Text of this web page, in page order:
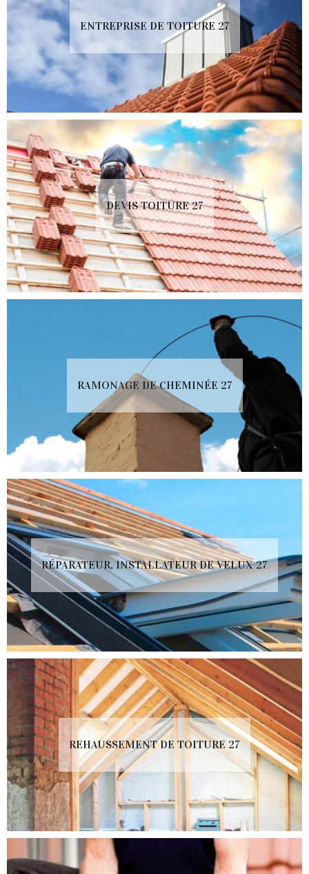
ENTREPRISE DE TOITURE 27
DEVIS TOITURE 27
RAMONAGE DE CHEMINÉE 27
RÉPARATEUR, INSTALLATEUR DE VELUX 27
REHAUSSEMENT DE TOITURE 27